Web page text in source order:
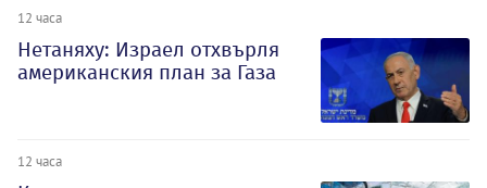
12 часа
Нетаняху: Израел отхвърля
американския план за Газа
12 часа